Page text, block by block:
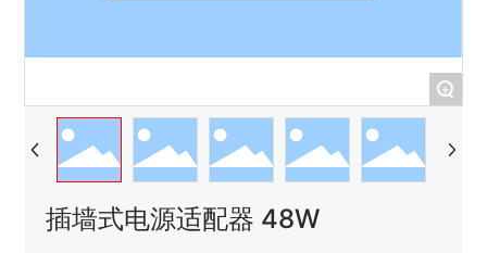
+
插墙式电源适配器 48W